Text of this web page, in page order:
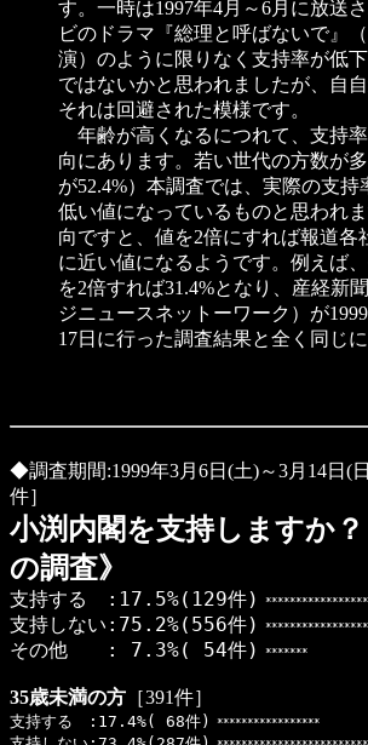
す。一時は1997年4月～6月に放送
ビのドラマ『総理と呼ばないで』
演）のように限りなく支持率が低
ではないかと思われましたが、自自
それは回避された模様です。
年齢が高くなるにつれて、支持
向にあります。若い世代の方数が
が52.4%）本調査では、実際の支持
低い値になっているものと思われ
向ですと、値を2倍にすれば報道各
に近い値になるようです。例えば
を2倍すれば31.4%となり、産経新
ジニュースネットーワーク）が
17日に行った調査結果と全く同じに
◆調査期間:1999年3月6日(土)～3月14日(
件］
小渕内閣を支持しますか
の調査》
支持する :17.5%(129件)
支持しない:75.2%(556件)
その他 : 7.3%( 54件) *******
35歳未満の方 ［391件］
支持する :17.4%( 68件) *****************